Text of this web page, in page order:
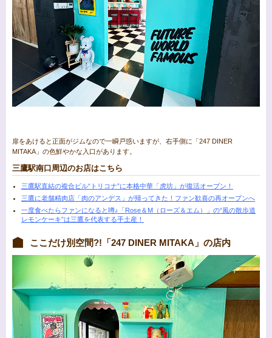
扉をあけると正面がジムなので一瞬戸惑いますが、右手側に「247 DINER
MITAKA」の色鮮やかな入口があります。
三鷹駅南口周辺のお店はこちら
三鷹駅直結の複合ビル“トリコナ”に本格中華「虎坊」が復活オープン！
三鷹に老舗精肉店「肉のアンデス」が帰ってきた！ファン歓喜の再オープンへ
一度食べたらファンになると噂♪「Rose＆M（ローズ＆エム）」の“風の散歩道
レモンケーキ”は三鷹を代表する手土産！
ここだけ別空間?!「247 DINER MITAKA」の店内